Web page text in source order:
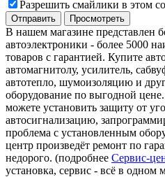
Разрешить смайлики в этом
В нашем магазине представлен
автоэлектроники - более 5000
товаров с гарантией. Купите
автомагнитолу, усилитель,
автотепло, шумоизоляцию и
оборудование по выгодной
можете установить защиту от
автосигнализацию,
проблема с установленным
центр произведёт ремонт по
недорого. (подробнее Сервис-
установка, сервис - всё в одном